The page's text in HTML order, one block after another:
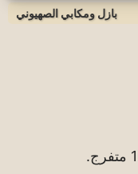
بازل ومكابي الصهيوني